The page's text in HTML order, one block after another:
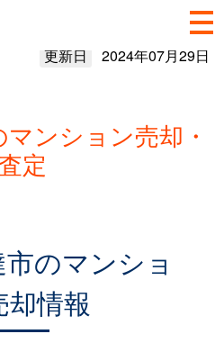
更新日 2024年07月29日
ンション売却・
定
のマンショ
却情報